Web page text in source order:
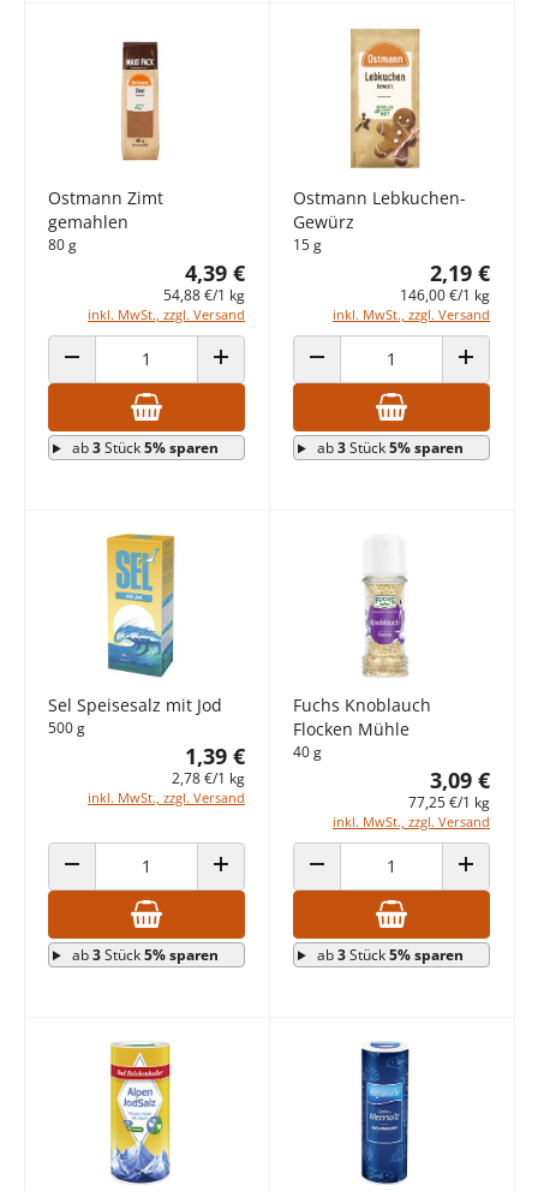
Ostmann Zimt
gemahlen
80 g
4,39 €
54,88 €/1 kg
inkl. MwSt., zzgl. Versand
ANZAHL VERRINGERN ANZAHL ERHÖHEN
ab3Stück5% sparen
Ostmann Lebkuchen-
Gewürz
15 g
2,19 €
146,00 €/1 kg
inkl. MwSt., zzgl. Versand
ANZAHL VERRINGERN ANZAHL
ab3Stück5% sparen
Sel Speisesalz mit Jod
500 g
1,39 €
2,78 €/1 kg
inkl. MwSt., zzgl. Versand
ANZAHL VERRINGERN ANZAHL ERHÖHEN
ab3Stück5% sparen
Fuchs Knoblauch
Flocken Mühle
40 g
3,09 €
77,25 €/1 kg
inkl. MwSt., zzgl. Versand
ANZAHL VERRINGERN ANZAHL
ab3Stück5% sparen